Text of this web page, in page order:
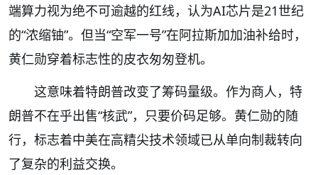
端算力视为绝不可逾越的红线，认为AI芯片是21世纪
的“浓缩铀”。但当“空军一号”在阿拉斯加加油补给时，
黄仁勋穿着标志性的皮衣匆匆登机。
这意味着特朗普改变了筹码量级。作为商人，特
朗普不在乎出售“核武”，只要价码足够。黄仁勋的随
行，标志着中美在高精尖技术领域已从单向制裁转向
了复杂的利益交换。